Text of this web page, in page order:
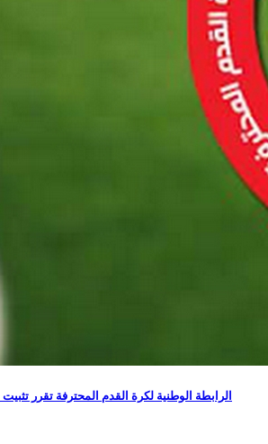
الرابطة الوطنية لكرة القدم المحترفة تقرر